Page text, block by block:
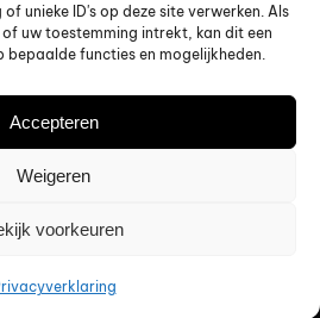
unieke ID's op deze site verwerken. Als
uw toestemming intrekt, kan dit een
bepaalde functies en mogelijkheden.
Accepteren
Weigeren
voorkeuren
KOP Advocaten